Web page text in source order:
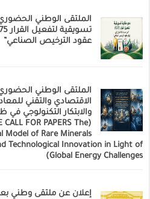
الملتقى الوطني
عقود الترخيص الصناعي”
الملتقى الوطني
الاقتصادي والتقني
والابتكار التكنولوجي في
CALL FOR PAPERS The
Model of Rare Minerals
Technological Innovation in Light of
Global Energy Challenges)
إعلان عن ملتقى وطني